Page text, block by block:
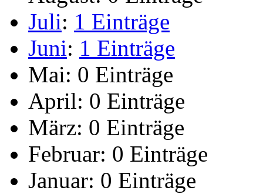
Juli: 1 Einträge
Juni: 1 Einträge
Mai: 0 Einträge
April: 0 Einträge
März: 0 Einträge
Februar: 0 Einträge
Januar: 0 Einträge